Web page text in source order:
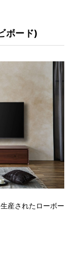
ボード)
産されたローボー